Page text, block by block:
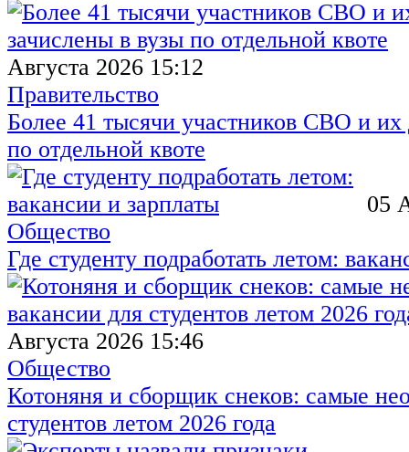
Августа 2026 15:12
Правительство
Более 41 тысячи участников СВО и их
по отдельной квоте
05
Общество
Где студенту подработать летом:
Августа 2026 15:46
Общество
Котоняня и сборщик снеков: самые
студентов летом 2026 года